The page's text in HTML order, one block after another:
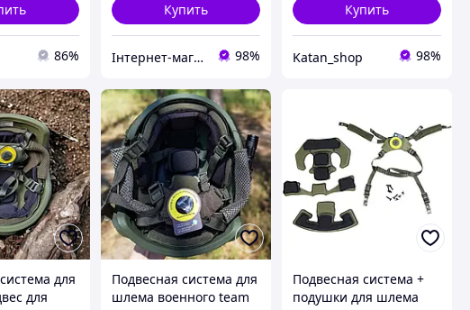
86%
Купить
Інтернет-магазин "Запчастини до авто і не тільки" 98%
Купить
Katan_shop 98%
для
для
Подвесная система для
шлема военного team
Подвесная система +
подушки для шлема